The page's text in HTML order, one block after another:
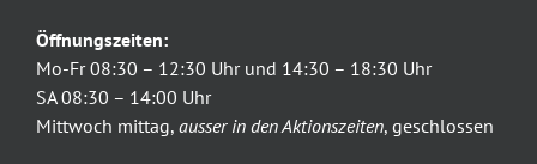
Öffnungszeiten:
Mo-Fr 08:30 – 12:30 Uhr und 14:30 – 18:30 Uhr
SA 08:30 – 14:00 Uhr
Mittwoch mittag, ausser in den Aktionszeiten, geschlossen